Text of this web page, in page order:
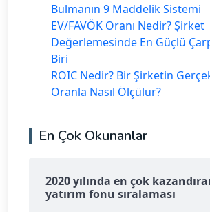
Bulmanın 9 Maddelik Sistemi
EV/FAVÖK Oranı Nedir? Şirket
Değerlemesinde En Güçlü
Biri
ROIC Nedir? Bir Şirketin
Oranla Nasıl Ölçülür?
En Çok Okunanlar
2020 yılında en çok
yatırım fonu sıralaması